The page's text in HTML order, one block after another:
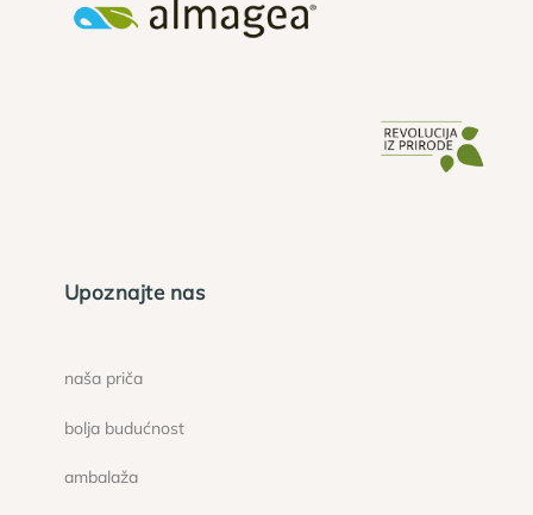
Upoznajte nas
naša priča
bolja budućnost
ambalaža